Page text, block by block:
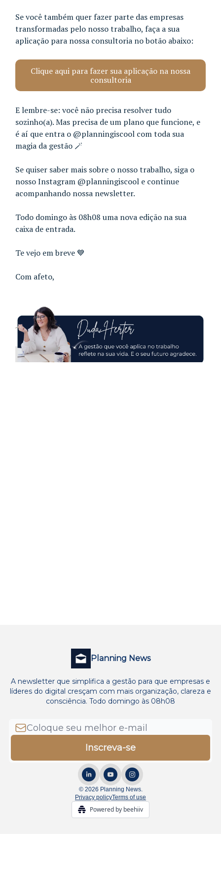
Se você também quer fazer parte das empresas
transformadas pelo nosso trabalho, faça a sua
aplicação para nossa consultoria no botão abaixo:
Clique aqui para fazer sua aplicação na nossa
consultoria
E lembre-se: você não precisa resolver tudo
sozinho(a). Mas precisa de um plano que funcione, e
é aí que entra o @planningiscool com toda sua
magia da gestão 🪄
Se quiser saber mais sobre o nosso trabalho, siga o
nosso Instagram @planningiscool e continue
acompanhando nossa newsletter.
Todo domingo às 08h08 uma nova edição na sua
caixa de entrada.
Te vejo em breve 💙
Com afeto,
Planning News
A newsletter que simplifica a gestão para que empresas e
líderes do digital cresçam com mais organização, clareza e
consciência. Todo domingo às 08h08
© 2026 Planning News.
Privacy policyTerms of use
Powered by beehiiv